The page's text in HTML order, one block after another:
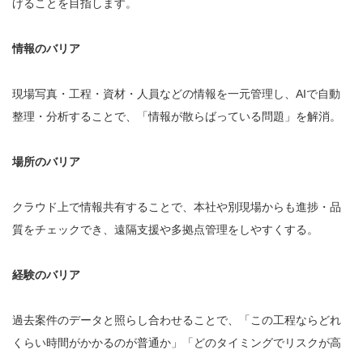
げることを目指します。
情報のバリア
現場写真・工程・資材・人員などの情報を一元管理し、AIで自動
整理・分析することで、「情報が散らばっている問題」を解消。
場所のバリア
クラウド上で情報共有することで、本社や別現場からも進捗・品
質をチェックでき、遠隔支援や多拠点管理をしやすくする。
経験のバリア
過去案件のデータと照らし合わせることで、「この工程ならどれ
くらい時間がかかるのが普通か」「どのタイミングでリスクが高